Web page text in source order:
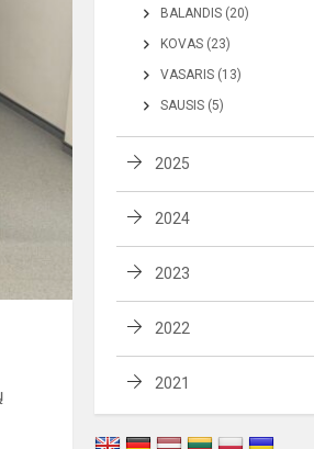
BALANDIS (20)
KOVAS (23)
VASARIS (13)
SAUSIS (5)
2025
2024
2023
2022
2021